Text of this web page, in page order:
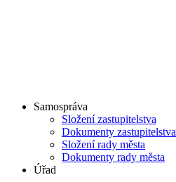
Samospráva
Složení zastupitelstva
Dokumenty zastupitelstva
Složení rady města
Dokumenty rady města
Úřad